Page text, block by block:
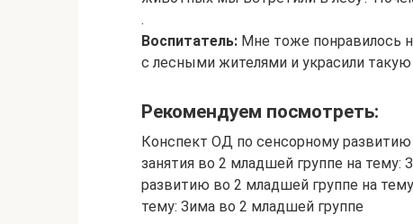
.
Воспитатель: Мне тоже понравилось
с лесными жителями и украсили такую
Рекомендуем посмотреть:
Конспект ОД по сенсорному
занятия во 2 младшей группе на тему:
развитию во 2 младшей группе на
тему: Зима во 2 младшей группе